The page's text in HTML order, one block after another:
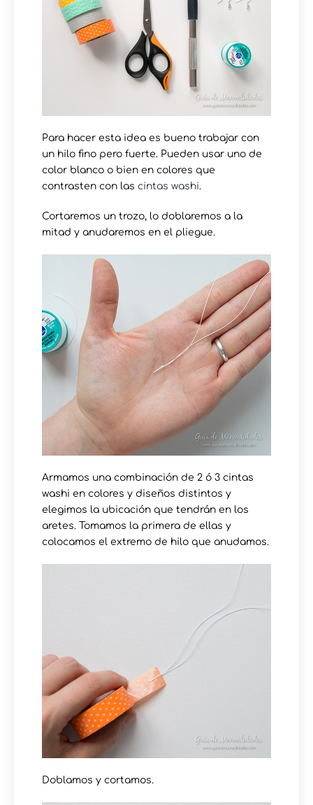
Para hacer esta idea es bueno trabajar con
un hilo fino pero fuerte. Pueden usar uno de
color blanco o bien en colores que
contrasten con las cintas washi.
Cortaremos un trozo, lo doblaremos a la
mitad y anudaremos en el pliegue.
Armamos una combinación de 2 ó 3 cintas
washi en colores y diseños distintos y
elegimos la ubicación que tendrán en los
aretes. Tomamos la primera de ellas y
colocamos el extremo de hilo que anudamos.
Doblamos y cortamos.